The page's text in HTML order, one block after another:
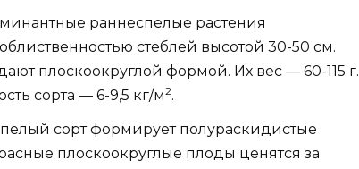
раннеспелые растения
стеблей высотой 30-50 см.
плоскоокруглой формой. Их вес — 60-115 г.
сорта — 6-9,5 кг/м2.
сорт формирует полураскидистые
плоскоокруглые плоды ценятся за